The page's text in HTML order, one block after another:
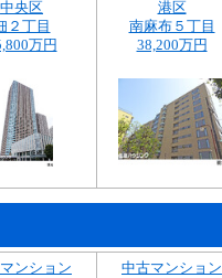
中央区
２丁目
万円
港区
南麻布５丁目
38,200万円
ンション
中古マンション